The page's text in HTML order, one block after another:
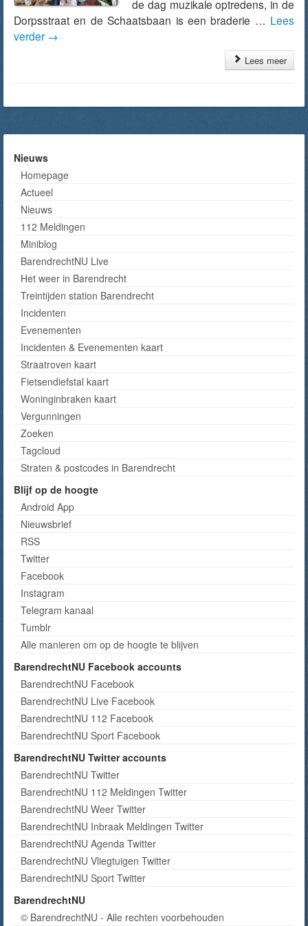
de dag muzikale optredens, in de
Dorpsstraat en de Schaatsbaan is een braderie … Lees
verder →
Lees meer
Nieuws
Homepage
Actueel
Nieuws
112 Meldingen
Miniblog
BarendrechtNU Live
Het weer in Barendrecht
Treintijden station Barendrecht
Incidenten
Evenementen
Incidenten & Evenementen kaart
Straatroven kaart
Fietsendiefstal kaart
Woninginbraken kaart
Vergunningen
Zoeken
Tagcloud
Straten & postcodes in Barendrecht
Blijf op de hoogte
Android App
Nieuwsbrief
RSS
Twitter
Facebook
Instagram
Telegram kanaal
Tumblr
Alle manieren om op de hoogte te blijven
BarendrechtNU Facebook accounts
BarendrechtNU Facebook
BarendrechtNU Live Facebook
BarendrechtNU 112 Facebook
BarendrechtNU Sport Facebook
BarendrechtNU Twitter accounts
BarendrechtNU Twitter
BarendrechtNU 112 Meldingen Twitter
BarendrechtNU Weer Twitter
BarendrechtNU Inbraak Meldingen Twitter
BarendrechtNU Agenda Twitter
BarendrechtNU Vliegtuigen Twitter
BarendrechtNU Sport Twitter
BarendrechtNU
© BarendrechtNU - Alle rechten voorbehouden